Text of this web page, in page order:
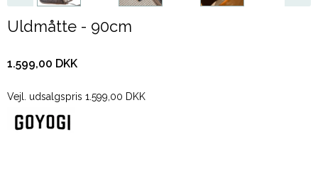
Uldmåtte - 90cm
1.599,00 DKK
Vejl. udsalgspris 1.599,00 DKK